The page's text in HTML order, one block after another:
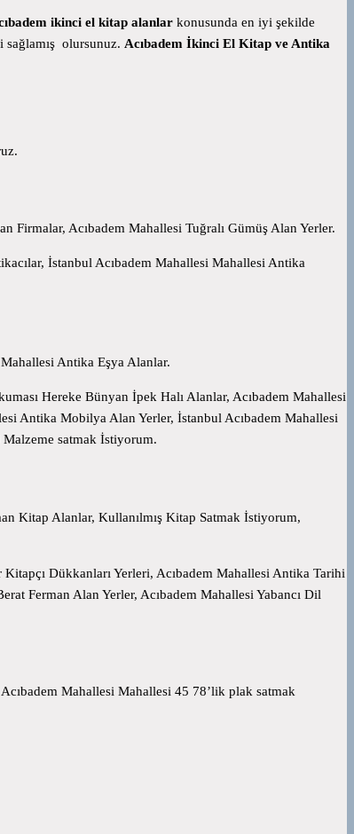
ikinci el kitap alanlar konusunda en iyi şekilde
sağlamış olursunuz. Acıbadem İkinci El Kitap ve Antika
Firmalar, Acıbadem Mahallesi Tuğralı Gümüş Alan Yerler.
İstanbul Acıbadem Mahallesi Mahallesi Antika
Antika Eşya Alanlar.
Hereke Bünyan İpek Halı Alanlar, Acıbadem Mahallesi
Antika Mobilya Alan Yerler, İstanbul Acıbadem Mahallesi
satmak İstiyorum.
Kitap Alanlar, Kullanılmış Kitap Satmak İstiyorum,
Dükkanları Yerleri, Acıbadem Mahallesi Antika Tarihi
Ferman Alan Yerler, Acıbadem Mahallesi Yabancı Dil
Mahallesi Mahallesi 45 78’lik plak satmak